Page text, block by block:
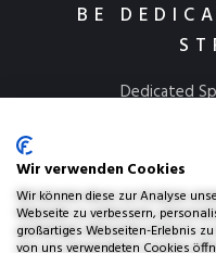
BE
Dedicated
Wir verwenden Cookies
Wir können diese zur Analyse
Webseite zu verbessern,
großartiges Webseiten-Erlebnis
von uns verwendeten Cookies